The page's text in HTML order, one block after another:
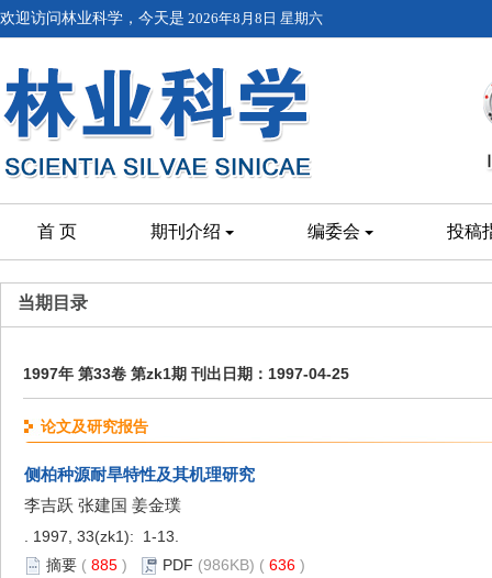
欢迎访问林业科学，今天是 2026年8月8日 星期六
首 页 期刊介绍 编委会 投稿
当期目录
1997年 第33卷 第zk1期 刊出日期：1997-04-25
论文及研究报告
侧柏种源耐旱特性及其机理研究
李吉跃 张建国 姜金璞
. 1997, 33(zk1): 1-13.
摘要 ( 885 ) PDF (986KB) ( 636 )